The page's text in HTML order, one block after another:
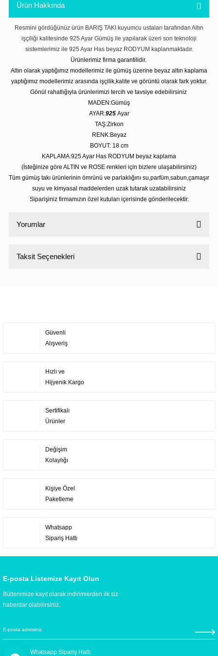
Ürün Hakkında
Resmini gördüğünüz ürün BARIŞ TAKI kuyumcu ustaları tarafından Altın
işçiliği kalitesinde 925 Ayar Gümüş ile yapılarak üzeri son teknoloji
sistemlerimiz ile 925 Ayar Has beyaz RODYUM kaplanmaktadır.
Ürünlerimiz firma garantilidir.
Altın olarak yaptığımız modellerimiz ile gümüş üzerine beyaz altın kaplama
yaptığımız modellerimiz arasında işçilik,kalite ve görüntü olarak fark yoktur.
Gönül rahatlığıyla ürünlerimizi tercih ve tavsiye edebilirsiniz
MADEN:Gümüş
AYAR:925 Ayar
TAŞ:Zirkon
RENK:Beyaz
BOYUT: 18 cm
KAPLAMA:925 Ayar Has RODYUM beyaz kaplama
(İsteğinize göre ALTIN ve ROSE renkleri için bizlere ulaşabilirsiniz)
Tüm gümüş takı ürünlerinin ömrünü ve parlaklığını su,parfüm,sabun,çamaşır
suyu ve kimyasal maddelerden uzak tutarak uzatabilirsiniz
Siparişiniz firmamızın özel kutuları içerisinde gönderilecektir.
Yorumlar
Taksit Seçenekleri
Güvenli
Alışveriş
Hızlı ve
Hijyenik Kargo
Sertifikalı
Ürünler
Değişim
Kolaylığı
Kişiye Özel
Paketleme
Whatsapp
Sipariş Hattı
E-posta Listemize Kayıt Olun
Bültenimize kayıt olarak indirimlerden ilk siz
haberdar olabilirsiniz.
Whatsapp Sipariş Hattı